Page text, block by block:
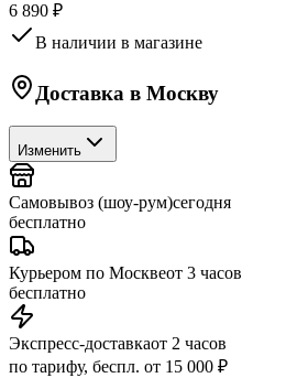
6 890 ₽
В наличии в магазине
Доставка в Москву
Изменить
Самовывоз (шоу-рум)сегодня
бесплатно
Курьером по Москвеот 3 часов
бесплатно
Экспресс-доставкаот 2 часов
по тарифу, беспл. от 15 000 ₽